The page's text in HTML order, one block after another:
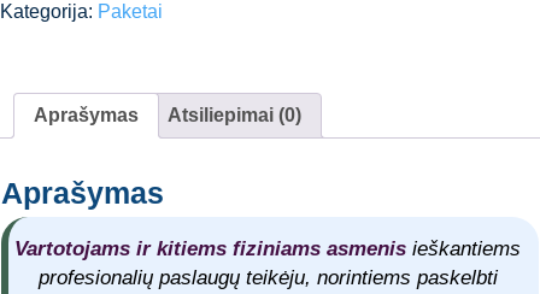
Kategorija: Paketai
Aprašymas Atsiliepimai (0)
Aprašymas
Vartotojams ir kitiems fiziniams asmenis ieškantiems
profesionalių paslaugų teikėju, norintiems paskelbti